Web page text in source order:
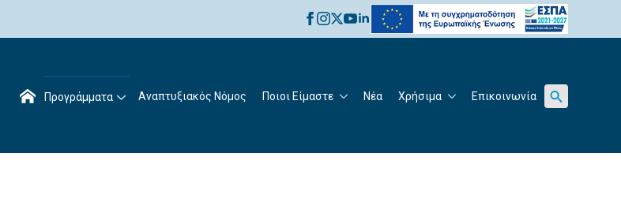
Προγράμματα Αναπτυξιακός Νόμος Ποιοι Είμαστε Νέα Χρήσιμα Επικοινωνία
for: